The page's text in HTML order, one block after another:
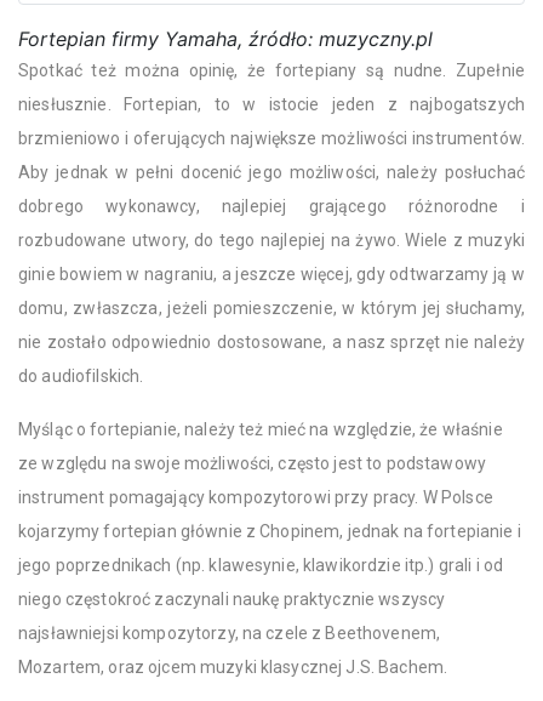
Fortepian firmy Yamaha, źródło: muzyczny.pl
Spotkać też można opinię, że fortepiany są nudne. Zupełnie
niesłusznie. Fortepian, to w istocie jeden z najbogatszych
brzmieniowo i oferujących największe możliwości instrumentów.
Aby jednak w pełni docenić jego możliwości, należy posłuchać
dobrego wykonawcy, najlepiej grającego różnorodne i
rozbudowane utwory, do tego najlepiej na żywo. Wiele z muzyki
ginie bowiem w nagraniu, a jeszcze więcej, gdy odtwarzamy ją w
domu, zwłaszcza, jeżeli pomieszczenie, w którym jej słuchamy,
nie zostało odpowiednio dostosowane, a nasz sprzęt nie należy
do audiofilskich.
Myśląc o fortepianie, należy też mieć na względzie, że właśnie
ze względu na swoje możliwości, często jest to podstawowy
instrument pomagający kompozytorowi przy pracy. W Polsce
kojarzymy fortepian głównie z Chopinem, jednak na fortepianie i
jego poprzednikach (np. klawesynie, klawikordzie itp.) grali i od
niego częstokroć zaczynali naukę praktycznie wszyscy
najsławniejsi kompozytorzy, na czele z Beethovenem,
Mozartem, oraz ojcem muzyki klasycznej J.S. Bachem.